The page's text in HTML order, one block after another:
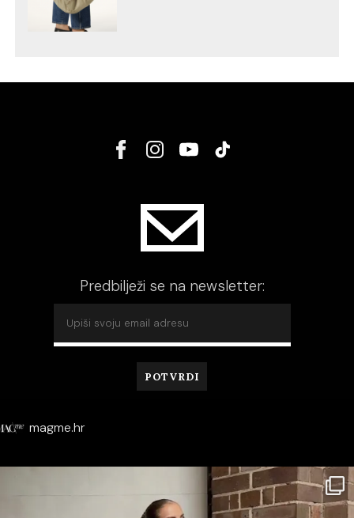
Predbilježi se na newsletter:
magme.hr